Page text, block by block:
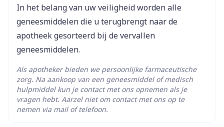
Behoud
Kamertemperatuur (15°C -
25°C)
In het belang van uw veiligheid worden alle
geneesmiddelen die u terugbrengt naar de
apotheek gesorteerd bij de vervallen
geneesmiddelen.
Als apotheker bieden we persoonlijke farmaceutische
zorg. Na aankoop van een geneesmiddel of medisch
hulpmiddel kun je contact met ons opnemen als je
vragen hebt. Aarzel niet om contact met ons op te
nemen via mail of telefoon.